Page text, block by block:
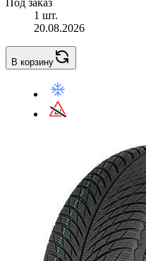
Под заказ
1 шт.
20.08.2026
В корзину